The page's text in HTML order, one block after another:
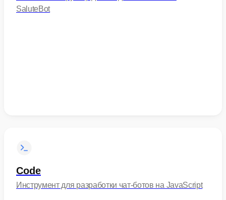
SaluteBot
Code
Инструмент для разработки чат-ботов на JavaScript